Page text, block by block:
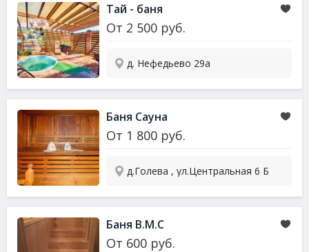
Тай - баня
От 2 500 руб.
д. Нефедьево 29а
Баня Сауна
От 1 800 руб.
д.Голева , ул.Центральная 6 Б
Баня В.М.С
От 600 руб.